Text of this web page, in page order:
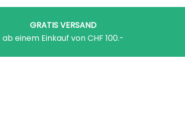
GRATIS VERSAND
ab einem Einkauf von CHF 100.-